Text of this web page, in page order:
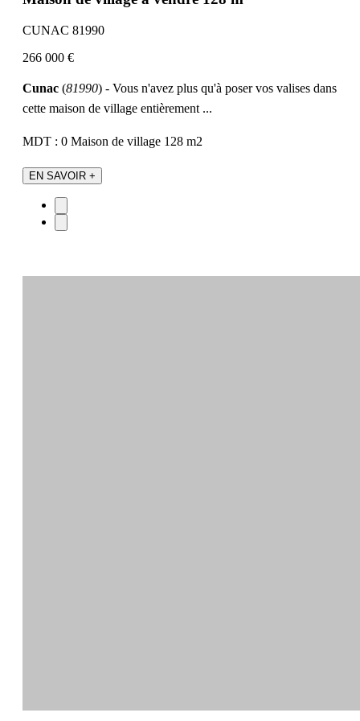
CUNAC 81990
266 000 €
Cunac (81990) - Vous n'avez plus qu'à poser vos valises dans
cette maison de village entièrement ...
MDT : 0 Maison de village 128 m2
EN SAVOIR +